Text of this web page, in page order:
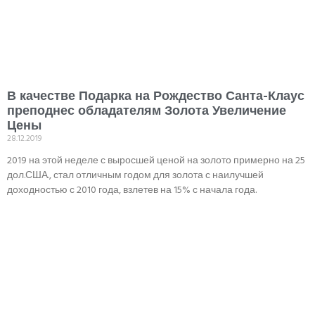
В качестве Подарка на Рождество Санта-Клаус
преподнес обладателям Золота Увеличение
Цены
28.12.2019
2019 на этой неделе с выросшей ценой на золото примерно на 25
дол.США., стал отличным годом для золота с наилучшей
доходностью с 2010 года, взлетев на 15% с начала года.